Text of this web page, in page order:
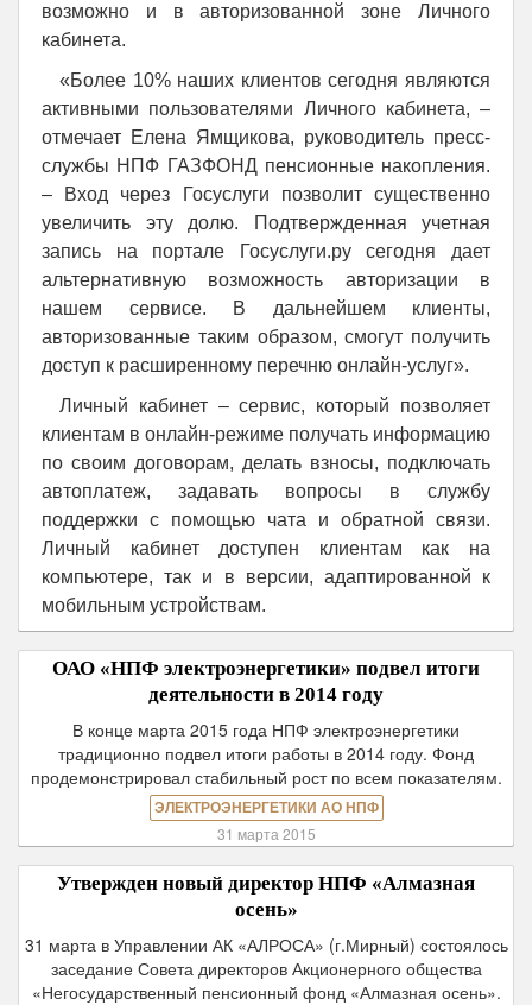
возможно и в авторизованной зоне Личного
кабинета.
«Более 10% наших клиентов сегодня являются
активными пользователями Личного кабинета, –
отмечает Елена Ямщикова, руководитель пресс-
службы НПФ ГАЗФОНД пенсионные накопления.
– Вход через Госуслуги позволит существенно
увеличить эту долю. Подтвержденная учетная
запись на портале Госуслуги.ру сегодня дает
альтернативную возможность авторизации в
нашем сервисе. В дальнейшем клиенты,
авторизованные таким образом, смогут получить
доступ к расширенному перечню онлайн-услуг».
Личный кабинет – сервис, который позволяет
клиентам в онлайн-режиме получать информацию
по своим договорам, делать взносы, подключать
автоплатеж, задавать вопросы в службу
поддержки с помощью чата и обратной связи.
Личный кабинет доступен клиентам как на
компьютере, так и в версии, адаптированной к
мобильным устройствам.
ОАО «НПФ электроэнергетики» подвел итоги
деятельности в 2014 году
В конце марта 2015 года НПФ электроэнергетики
традиционно подвел итоги работы в 2014 году. Фонд
продемонстрировал стабильный рост по всем показателям.
ЭЛЕКТРОЭНЕРГЕТИКИ АО НПФ
31 марта 2015
Утвержден новый директор НПФ «Алмазная
осень»
31 марта в Управлении АК «АЛРОСА» (г.Мирный) состоялось
заседание Совета директоров Акционерного общества
«Негосударственный пенсионный фонд «Алмазная осень».